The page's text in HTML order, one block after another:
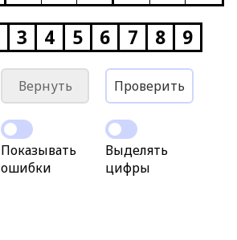
3 4 5 6 7 8 9
Вернуть Проверить
Показывать
ошибки
Выделять
цифры